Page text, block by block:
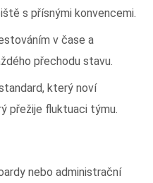
s přísnými konvencemi.
v čase a
přechodu stavu.
který noví
přežije fluktuaci týmu.
nebo administrační